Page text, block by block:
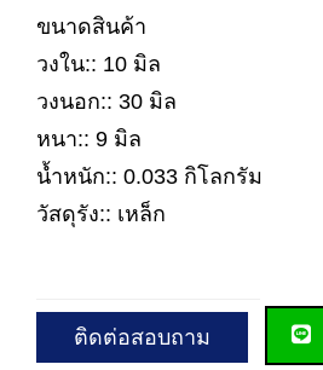
ขนาดสินค้า
วงใน:: 10 มิล
วงนอก:: 30 มิล
หนา:: 9 มิล
น้ำหนัก:: 0.033 กิโลกรัม
วัสดุรัง:: เหล็ก
ติดต่อสอบถาม